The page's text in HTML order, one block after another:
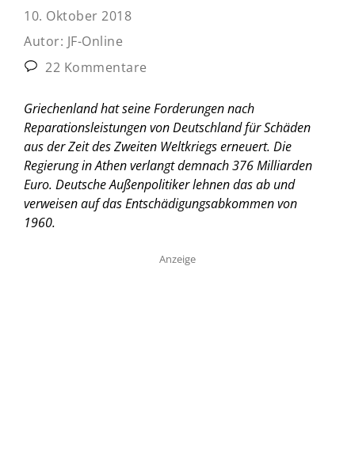
10. Oktober 2018
Autor: JF-Online
22 Kommentare
Griechenland hat seine Forderungen nach
Reparationsleistungen von Deutschland für Schäden
aus der Zeit des Zweiten Weltkriegs erneuert. Die
Regierung in Athen verlangt demnach 376 Milliarden
Euro. Deutsche Außenpolitiker lehnen das ab und
verweisen auf das Entschädigungsabkommen von
1960.
Anzeige